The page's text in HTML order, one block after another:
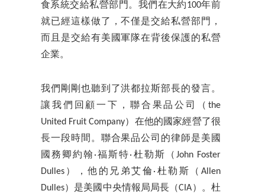
食系統交給私營部門。我們在大約100年前
就已經這樣做了，不僅是交給私營部門，
而且是交給有美國軍隊在背後保護的私營
企業。
我們剛剛也聽到了洪都拉斯部長的發言。
讓我們回顧一下，聯合果品公司（the
United Fruit Company）在他的國家經營了很
長一段時間。聯合果品公司的律師是美國
國務卿約翰·福斯特·杜勒斯（John Foster
Dulles），他的兄弟艾倫·杜勒斯（Allen
Dulles）是美國中央情報局局長（CIA）。杜